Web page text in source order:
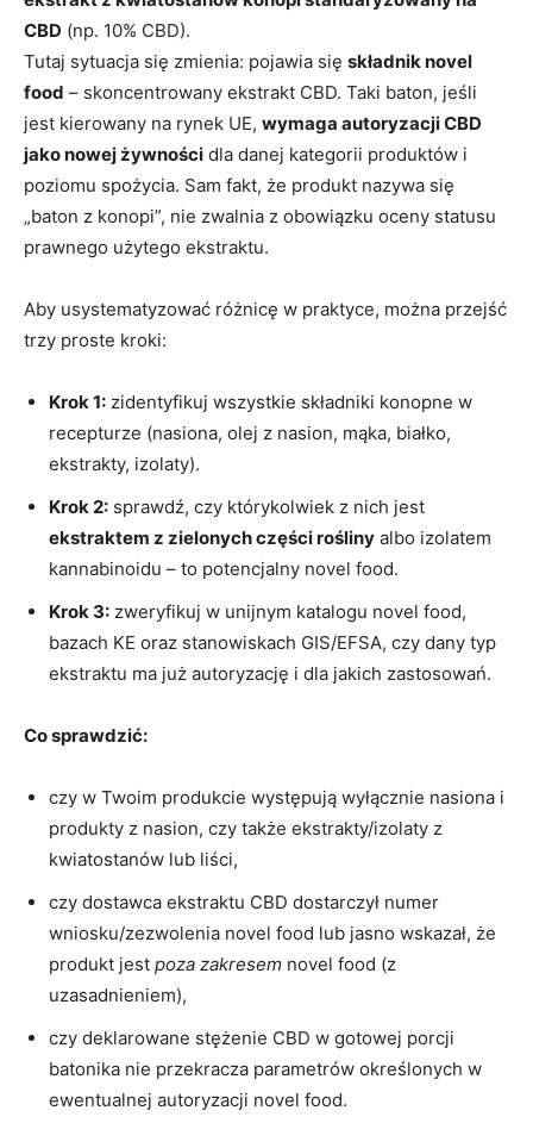
CBD (np. 10% CBD).
Tutaj sytuacja się zmienia: pojawia się składnik novel
food – skoncentrowany ekstrakt CBD. Taki baton, jeśli
jest kierowany na rynek UE, wymaga autoryzacji CBD
jako nowej żywności dla danej kategorii produktów i
poziomu spożycia. Sam fakt, że produkt nazywa się
„baton z konopi”, nie zwalnia z obowiązku oceny statusu
prawnego użytego ekstraktu.
Aby usystematyzować różnicę w praktyce, można przejść
trzy proste kroki:
Krok 1: zidentyfikuj wszystkie składniki konopne w
recepturze (nasiona, olej z nasion, mąka, białko,
ekstrakty, izolaty).
Krok 2: sprawdź, czy którykolwiek z nich jest
ekstraktem z zielonych części rośliny albo izolatem
kannabinoidu – to potencjalny novel food.
Krok 3: zweryfikuj w unijnym katalogu novel food,
bazach KE oraz stanowiskach GIS/EFSA, czy dany typ
ekstraktu ma już autoryzację i dla jakich zastosowań.
Co sprawdzić:
czy w Twoim produkcie występują wyłącznie nasiona i
produkty z nasion, czy także ekstrakty/izolaty z
kwiatostanów lub liści,
czy dostawca ekstraktu CBD dostarczył numer
wniosku/zezwolenia novel food lub jasno wskazał, że
produkt jest poza zakresem novel food (z
uzasadnieniem),
czy deklarowane stężenie CBD w gotowej porcji
batonika nie przekracza parametrów określonych w
ewentualnej autoryzacji novel food.